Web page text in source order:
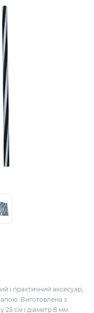
і практичний аксесуар,
Виготовлена з
25 см і діаметр 8 мм.